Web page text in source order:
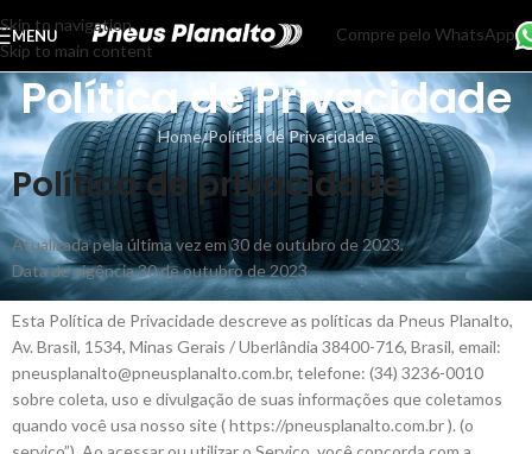
Skip to navigation
Skip to main content
MENU Compre pelo WhatsApp
Política de Privacidade
Home Política de Privacidade
Política de privacidade
Atualizada pela última vez em 30 de outubro de 2023.
Data de vigência 30 de outubro de 2023
Esta Política de Privacidade descreve as políticas da Pneus Planalto,
Av. Brasil, 1534, Minas Gerais / Uberlândia 38400-716, Brasil, email:
pneusplanalto@pneusplanalto.com.br, telefone: (34) 3236-0010
sobre coleta, uso e divulgação de suas informações que coletamos
quando você usa nosso site ( https://pneusplanalto.com.br ). (o